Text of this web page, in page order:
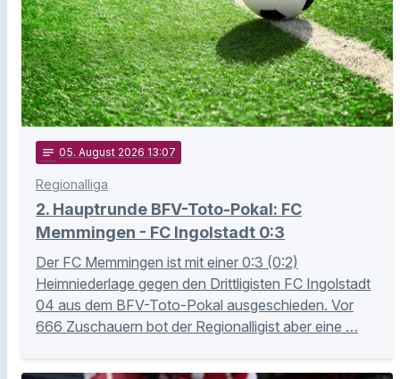
notes 05. August 2026 13:07
Regionalliga
2. Hauptrunde BFV-Toto-Pokal: FC
Memmingen - FC Ingolstadt 0:3
Der FC Memmingen ist mit einer 0:3 (0:2)
Heimniederlage gegen den Drittligisten FC Ingolstadt
04 aus dem BFV-Toto-Pokal ausgeschieden. Vor
666 Zuschauern bot der Regionalligist aber eine …